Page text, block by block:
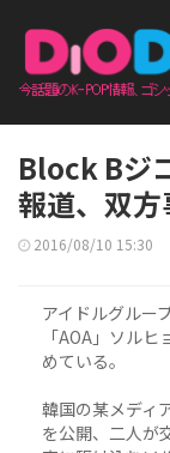
Block Bジ
報道、双
2016/08/10 15:30
アイドルグルー
「AOA」ソル
めている。
韓国の某メディ
を公開、二人が